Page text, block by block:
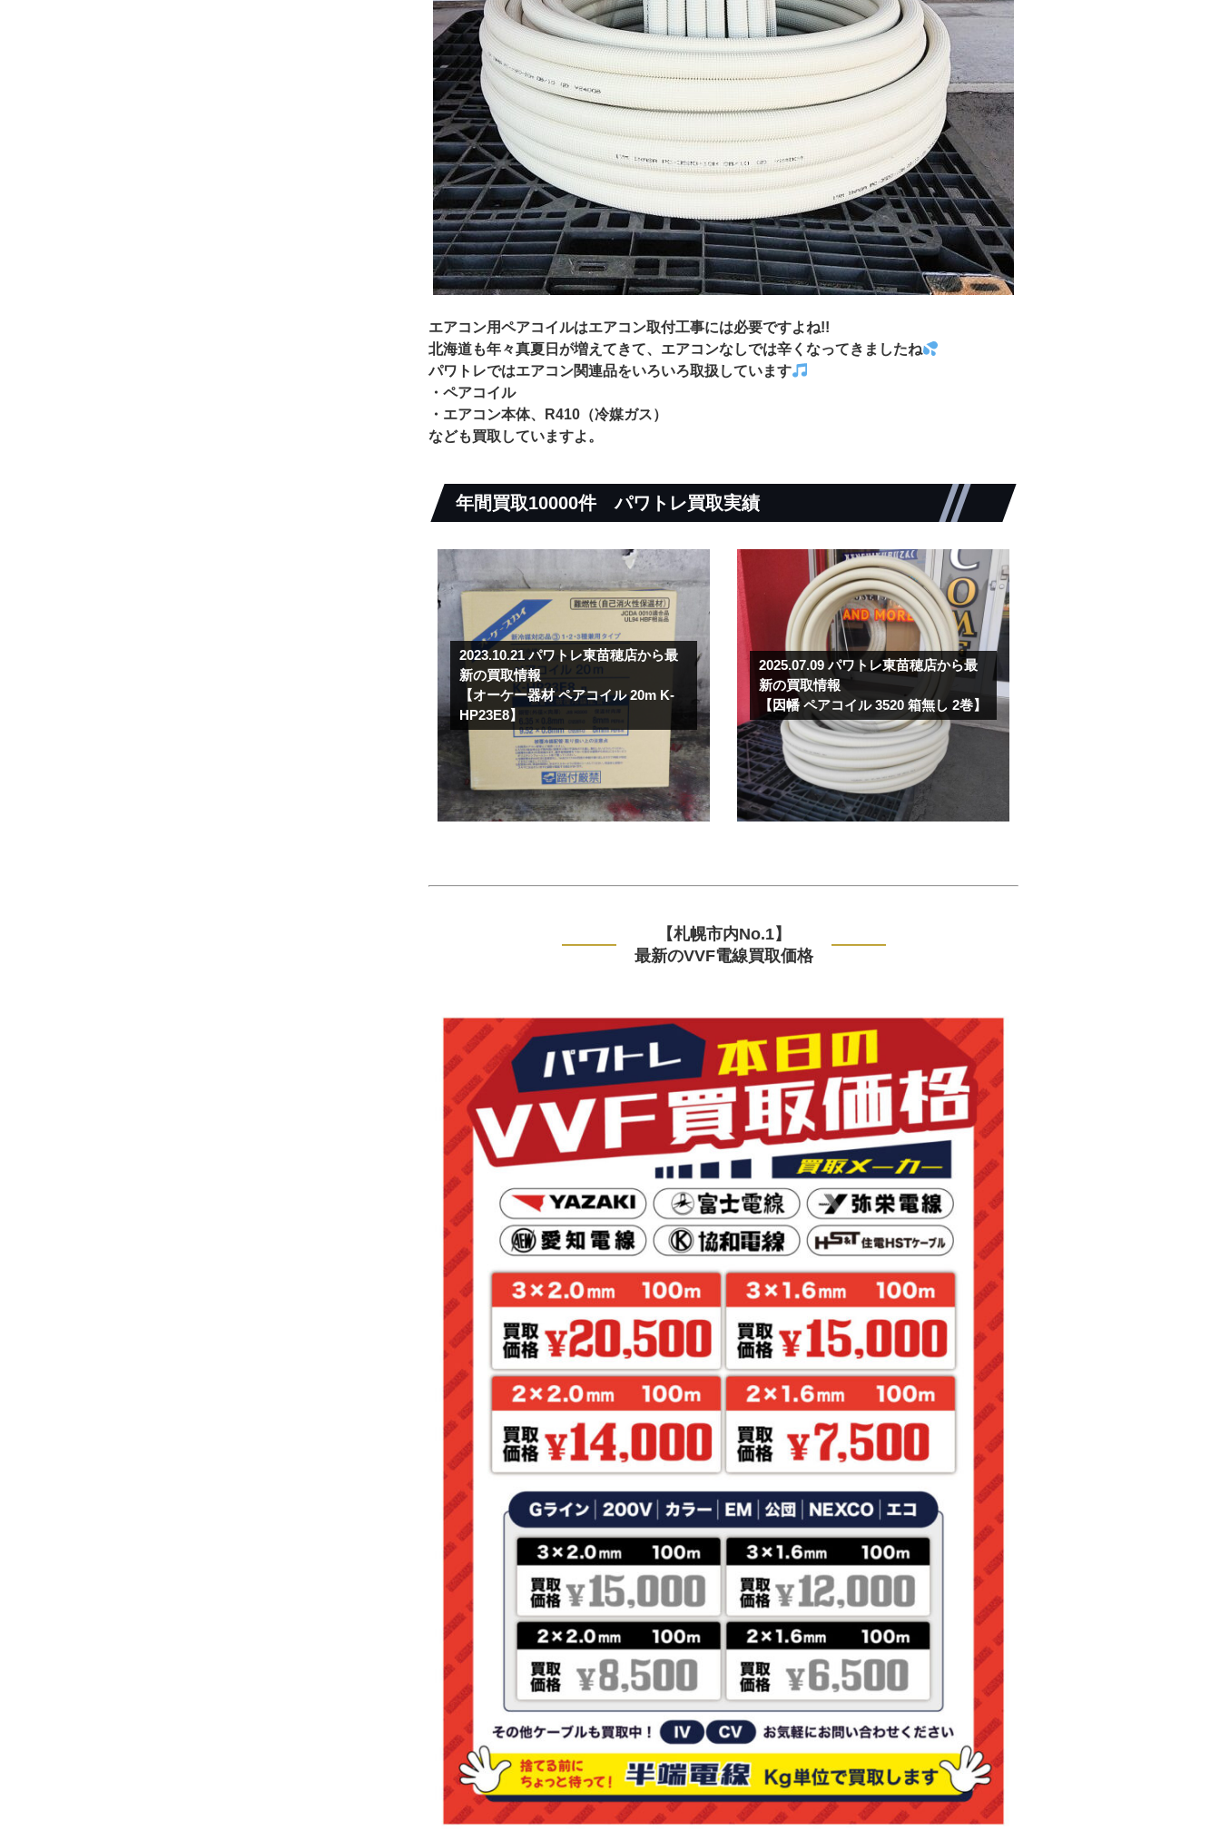
エアコン用ペアコイルはエアコン取付工事には必要ですよね!!
北海道も年々真夏日が増えてきて、 エアコンなしでは辛くなってきましたね
パワトレではエアコン関連品をいろいろ取扱しています
・ペアコイル
・エアコン本体、R410（冷媒ガス）
なども買取していますよ。
年間買取10000件パワトレ買取実績
2023.10.21 パワトレ東苗穂店から最
新の買取情報
【オーケー器材 ペアコイル 20m K-
HP23E8】
2025.07.09 パワトレ東苗穂店から最
新の買取情報
【因幡 ペアコイル 3520 箱無し 2巻】
【札幌市内No.1】
最新のVVF電線買取価格